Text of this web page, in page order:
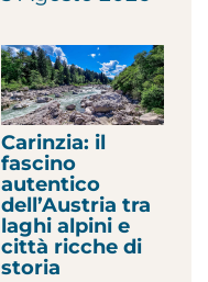
Carinzia: il
fascino
autentico
dell’Austria tra
laghi alpini e
città ricche di
storia